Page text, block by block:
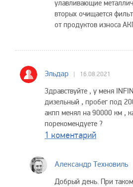
улавливающие
вторых очищается
от продуктов износа
Эльдар 16.08.2021
Здравствуйте , у меня
дизельный , пробег под
акпп менял на 90000 км ,
порекомендуете ?
1 коментарий
Александр Техновиль
Добрый день. При